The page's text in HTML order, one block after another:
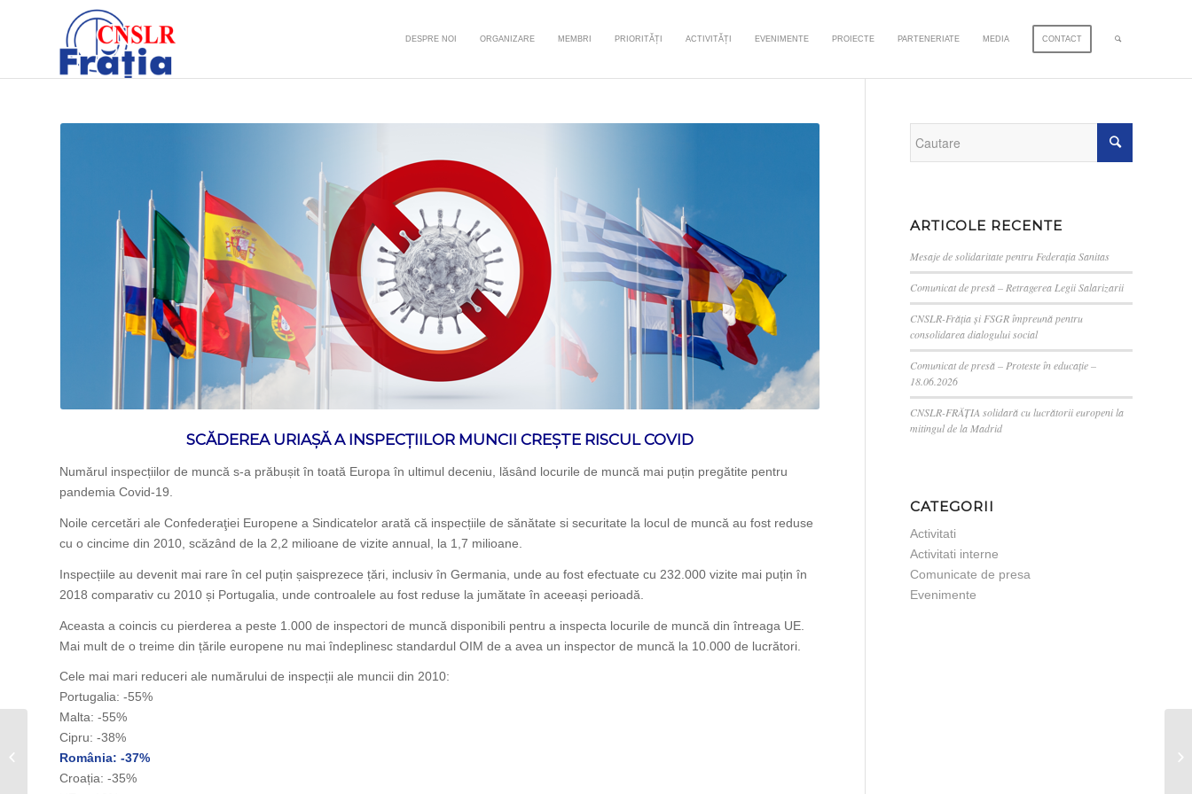
DESPRE NOI ORGANIZARE MEMBRI PRIORITĂȚI ACTIVITĂȚI EVENIMENTE PROIECTE PARTENERIATE MEDIA CONTACT
SCĂDEREA URIAȘĂ A INSPECȚIILOR MUNCII CREȘTE RISCUL COVID
Numărul inspecțiilor de muncă s-a prăbușit în toată Europa în ultimul deceniu, lăsând locurile de muncă mai puțin pregătite pentru
pandemia Covid-19.
Noile cercetări ale Confederaţiei Europene a Sindicatelor arată că inspecțiile de sănătate si securitate la locul de muncă au fost reduse
cu o cincime din 2010, scăzând de la 2,2 milioane de vizite annual, la 1,7 milioane.
Inspecțiile au devenit mai rare în cel puțin șaisprezece țări, inclusiv în Germania, unde au fost efectuate cu 232.000 vizite mai puțin în
2018 comparativ cu 2010 și Portugalia, unde controalele au fost reduse la jumătate în aceeași perioadă.
Aceasta a coincis cu pierderea a peste 1.000 de inspectori de muncă disponibili pentru a inspecta locurile de muncă din întreaga UE.
Mai mult de o treime din țările europene nu mai îndeplinesc standardul OIM de a avea un inspector de muncă la 10.000 de lucrători.
Cele mai mari reduceri ale numărului de inspecții ale muncii din 2010:
Portugalia: -55%
Malta: -55%
Cipru: -38%
România: -37%
Croația: -35%
ARTICOLE RECENTE
Mesaje de solidaritate pentru Federația Sanitas
Comunicat de presă – Retragerea Legii Salarizarii
CNSLR-Frăția și FSGR împreună pentru
consolidarea dialogului social
Comunicat de presă – Proteste în educație –
18.06.2026
CNSLR-FRĂȚIA solidară cu lucrătorii europeni la
mitingul de la Madrid
CATEGORII
Activitati
Activitati interne
Comunicate de presa
Evenimente
Sub sloganul “O
guvernare în interesul